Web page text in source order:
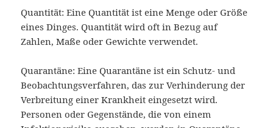
Quantität: Eine Quantität ist eine Menge oder Größe
eines Dinges. Quantität wird oft in Bezug auf
Zahlen, Maße oder Gewichte verwendet.
Quarantäne: Eine Quarantäne ist ein Schutz- und
Beobachtungsverfahren, das zur Verhinderung der
Verbreitung einer Krankheit eingesetzt wird.
Personen oder Gegenstände, die von einem